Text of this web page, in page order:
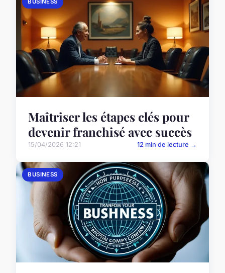
BUSINESS
Maîtriser les étapes clés pour
devenir franchisé avec succès
15/04/2026 12:21 12 min de lecture →
BUSINESS